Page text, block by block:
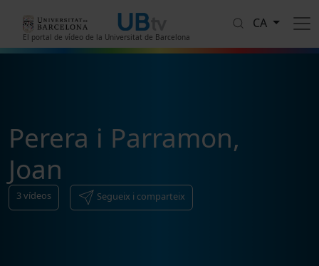
El portal de vídeo de la Universitat de Barcelona
CA
Perera i Parramon,
Joan
3vídeos Segueix i comparteix